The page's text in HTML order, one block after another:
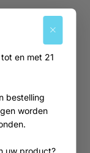
en met 21
bestelling
worden
uw product?